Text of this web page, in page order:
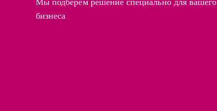
бизнеса